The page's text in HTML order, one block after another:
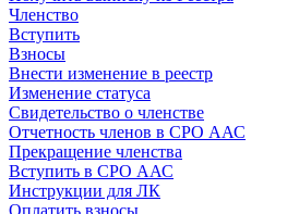
Членство
Вступить
Взносы
Внести изменение в реестр
Изменение статуса
Свидетельство о членстве
Отчетность членов в СРО ААС
Прекращение членства
Вступить в СРО ААС
Инструкции для ЛК